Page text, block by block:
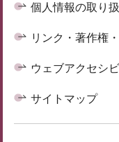
個人情報の取り
リンク・著作権
ウェブアクセシ
サイトマップ